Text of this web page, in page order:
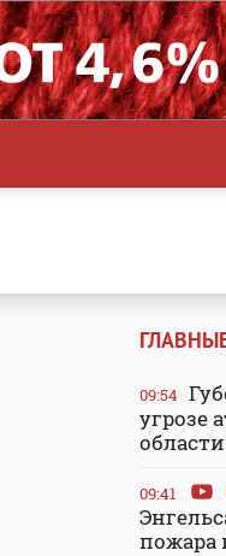
09:54
угрозе
области
09:41
пожара